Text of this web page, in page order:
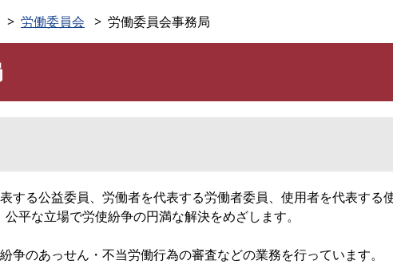
労働委員会 労働委員会事務局
する公益委員、労働者を代表する労働者委員、使用者を代表する
平な立場で労使紛争の円満な解決をめざします。
争のあっせん・不当労働行為の審査などの業務を行っています。